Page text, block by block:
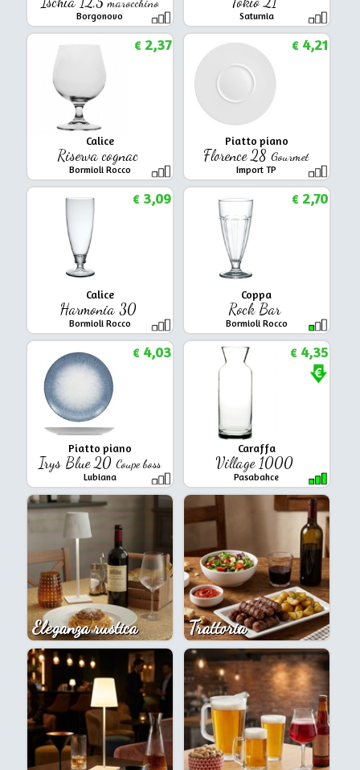
Borgonovo Saturnia
Calice
Riserva cognac
Bormioli Rocco
€2,37
Piatto piano
Florence 28Gourmet
Import TP
€4,21
Calice
Harmonia 30
Bormioli Rocco
€3,09
Coppa
Rock Bar
Bormioli Rocco
€2,70
Piatto piano
Irys Blue 20Coupe boss
Lubiana
€4,03
Caraffa
Village 1000
Pasabahce
€4,35
Eleganza rustica Trattoria